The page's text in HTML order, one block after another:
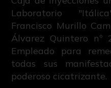
Laboratorio
Francisco Murillo
Álvarez Quintero nº
Empleado para
todas sus
poderoso cicatrizante.